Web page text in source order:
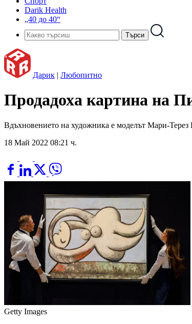
Darik Health
„40 до 40“
Дарик | Любопитно
Продадоха картина на
Вдъхновението на художника е моделът Мари-Терез
18 Май 2022 08:21 ч.
Getty Images